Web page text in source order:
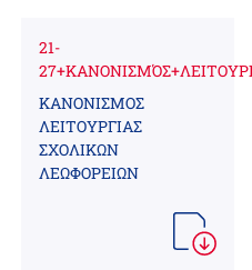
21-
ΚΑΝΟΝΙΣΜΟΣ
ΛΕΙΤΟΥΡΓΙΑΣ
ΣΧΟΛΙΚΩΝ
ΛΕΩΦΟΡΕΙΩΝ